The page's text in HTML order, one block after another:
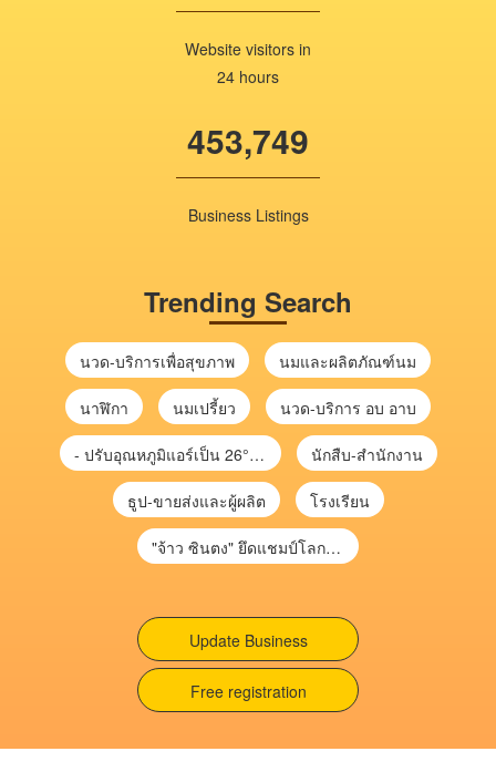
Website visitors in
24 hours
453,749
Business Listings
Trending Search
นวด-บริการเพื่อสุขภาพ นมและผลิตภัณฑ์นม
นาฬิกา นมเปรี้ยว นวด-บริการ อบ อาบ
- ปรับอุณหภูมิแอร์เป็น 26°C ช่วยลดไฟฟ้าได้ จะช่วยลดค่าไฟประมาณ 10% นักสืบ-สำนักงาน
ธูป-ขายส่งและผู้ผลิต โรงเรียน
"จ้าว ซินตง" ยึดแชมป์โลกสนุกเกอร์ จารึกประวัติศาสตร์คนแรกเอเชีย
Update Business
Free registration